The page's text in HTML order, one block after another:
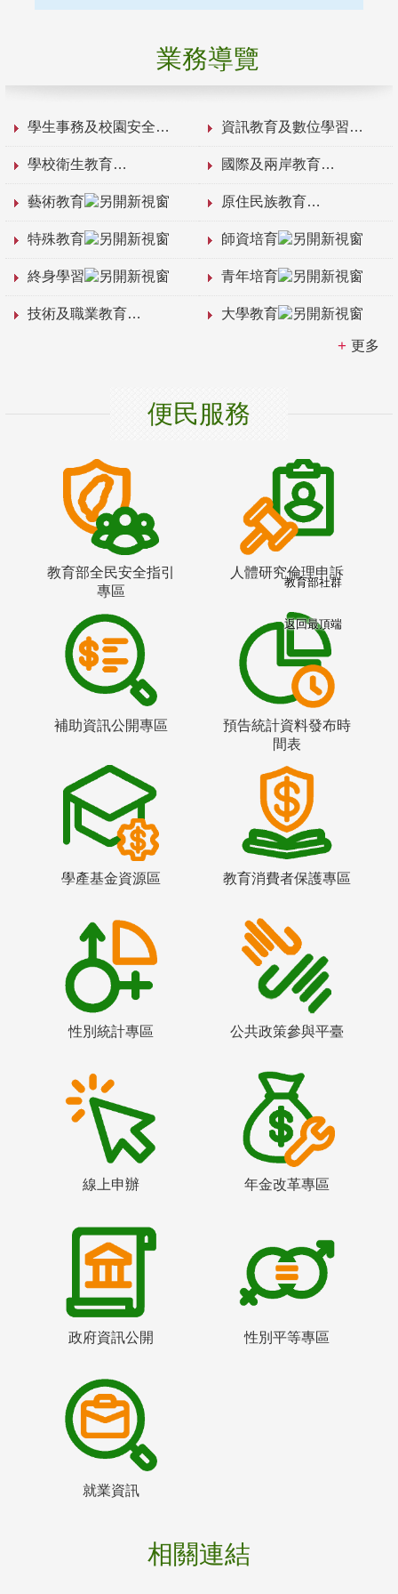
業務導覽
學生事務及校園安全 資訊教育及數位學習
學校衛生教育 國際及兩岸教育
藝術教育 原住民族教育
特殊教育 師資培育
終身學習 青年培育
技術及職業教育 大學教育
更多
便民服務
教育部全民安全指引
專區
人體研究倫理申訴
補助資訊公開專區
預告統計資料發布時
間表
學產基金資源區 教育消費者保護專區
性別統計專區 公共政策參與平臺
線上申辦 年金改革專區
政府資訊公開 性別平等專區
就業資訊
相關連結
教育部社群
返回最頂端